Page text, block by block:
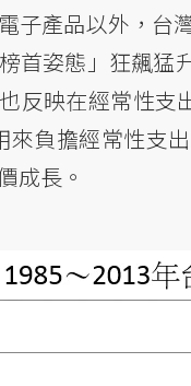
子產品以外，台
首姿態」狂飆猛
反映在經常性支
來負擔經常性支
成長。